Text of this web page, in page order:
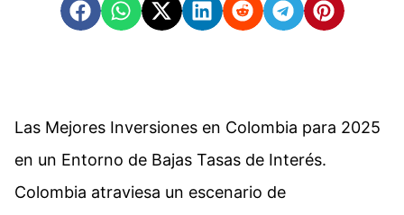
Las Mejores Inversiones en Colombia para 2025
en un Entorno de Bajas Tasas de Interés.
Colombia atraviesa un escenario de